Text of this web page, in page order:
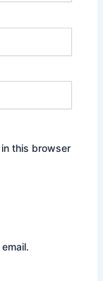
this browser